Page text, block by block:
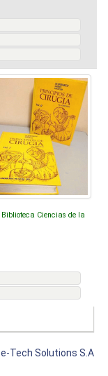
Biblioteca Ciencias de la
e-Tech Solutions S.A